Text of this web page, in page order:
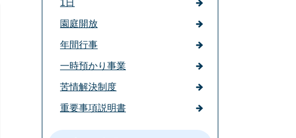
1日
園庭開放
年間行事
一時預かり事業
苦情解決制度
重要事項説明書